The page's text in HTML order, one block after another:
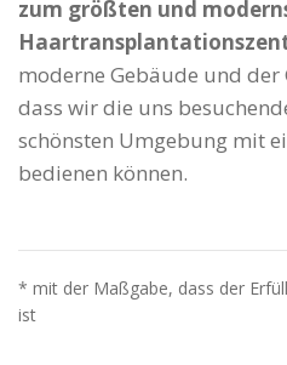
zum größten und
moderne Gebäude und
dass wir die uns
schönsten Umgebung mit
bedienen können.
* mit der Maßgabe, dass der
ist